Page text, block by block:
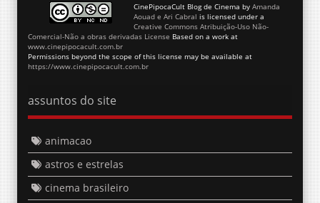
CinePipocaCult Blog de Cinema by Amanda
Aouad e Ari Cabral is licensed under a
Creative Commons Atribuição-Uso Não-
Comercial-Não a obras derivadas License Based on a work at
www.cinepipocacult.com.br
Permissions beyond the scope of this license may be available at
https://www.cinepipocacult.com.br
assuntos do site
animacao
astros e estrelas
cinema brasileiro